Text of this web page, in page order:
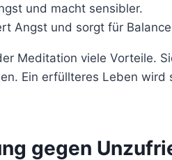
und macht sensibler.
Angst und sorgt für
Meditation viele Vorteile.
Ein erfüllteres Leben wird
gegen